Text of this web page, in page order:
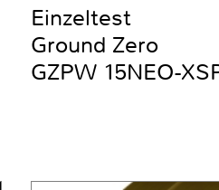
Einzeltest
Ground Zero
GZPW 15NEO-